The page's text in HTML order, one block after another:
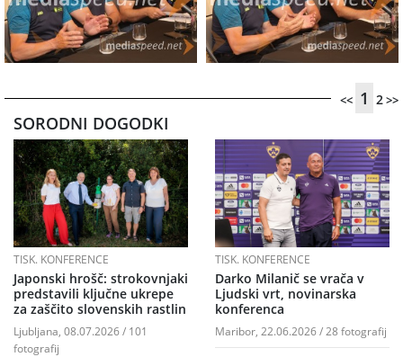
<< 1 2>>
SORODNI DOGODKI
TISK. KONFERENCE
Japonski hrošč: strokovnjaki
predstavili ključne ukrepe
za zaščito slovenskih rastlin
Ljubljana, 08.07.2026 / 101
fotografij
TISK. KONFERENCE
Darko Milanič se vrača v
Ljudski vrt, novinarska
konferenca
Maribor, 22.06.2026 / 28 fotografij